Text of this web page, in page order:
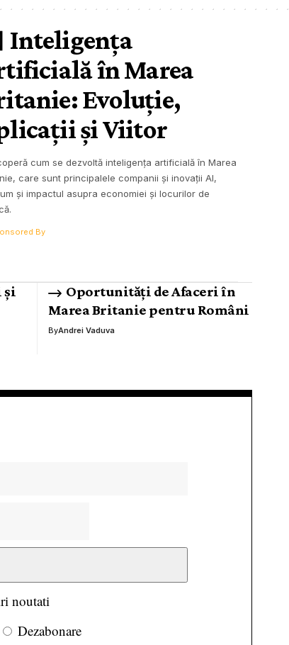
Inteligența
în Marea
Evoluție,
și Viitor
cum se dezvoltă inteligența artificială în Marea
care sunt principalele companii și inovații AI,
și impactul asupra economiei și locurilor de
By
și
Oportunități de Afaceri în
Marea Britanie pentru Români
ByAndrei Vaduva
noutati
Dezabonare